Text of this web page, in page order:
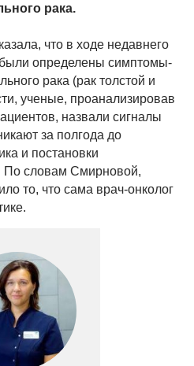
рака.
что в ходе недавнего
определены симптомы-
рака (рак толстой и
ученые, проанализировав
назвали сигналы
за полгода до
и постановки
По словам Смирновой,
то, что сама врач-онколог